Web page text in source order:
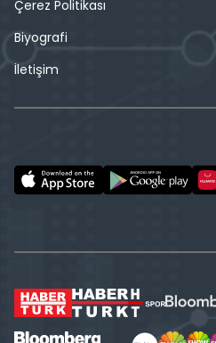
Çerez Politikası
Biyografi
İletişim